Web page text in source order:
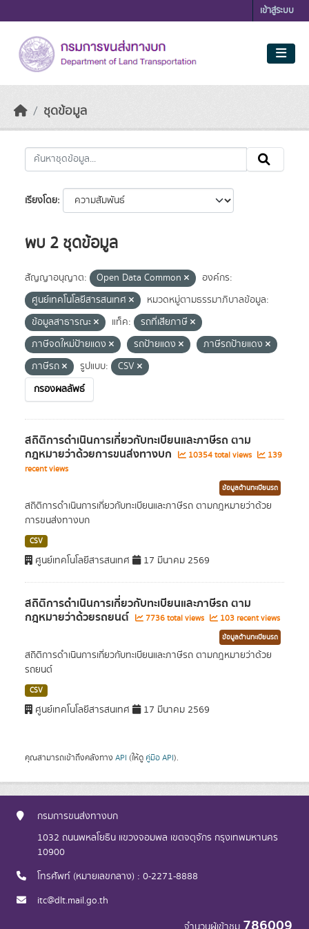
เข้าสู่ระบบ
ชุดข้อมูล
เรียงโดย
พบ 2 ชุดข้อมูล
สัญญาอนุญาต: Open Data Common
องค์กร:
ศูนย์เทคโนโลยีสารสนเทศ
หมวดหมู่ตามธรรมาภิบาลข้อมูล:
ข้อมูลสาธารณะ
แท็ค:
รถที่เสียภาษี
ภาษีจดใหม่ป้ายแดง
รถป้ายแดง
ภาษีรถป้ายแดง
ภาษีรถ
รูปแบบ:
CSV
กรองผลลัพธ์
สถิติการดำเนินการเกี่ยวกับทะเบียนและภาษีรถ ตาม
กฎหมายว่าด้วยการขนส่งทางบก 10354 total views
139
recent views
ข้อมูลด้านทะเบียนรถ
สถิติการดำเนินการเกี่ยวกับทะเบียนและภาษีรถ ตามกฎหมายว่าด้วย
การขนส่งทางบก
CSV
ศูนย์เทคโนโลยีสารสนเทศ 17 มีนาคม 2569
สถิติการดำเนินการเกี่ยวกับทะเบียนและภาษีรถ ตาม
กฎหมายว่าด้วยรถยนต์ 7736 total views 103 recent views
ข้อมูลด้านทะเบียนรถ
สถิติการดำเนินการเกี่ยวกับทะเบียนและภาษีรถ ตามกฎหมายว่าด้วย
รถยนต์
CSV
ศูนย์เทคโนโลยีสารสนเทศ 17 มีนาคม 2569
คุณสามารถเข้าถึงคลังทาง API (ให้ดู คู่มือ API).
กรมการขนส่งทางบก
1032 ถนนพหลโยธิน แขวงจอมพล เขตจตุจักร กรุงเทพมหานคร
10900
โทรศัพท์ (หมายเลขกลาง) : 0-2271-8888
itc@dlt.mail.go.th